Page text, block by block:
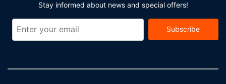
Stay informed about news and special offers!
Subscribe